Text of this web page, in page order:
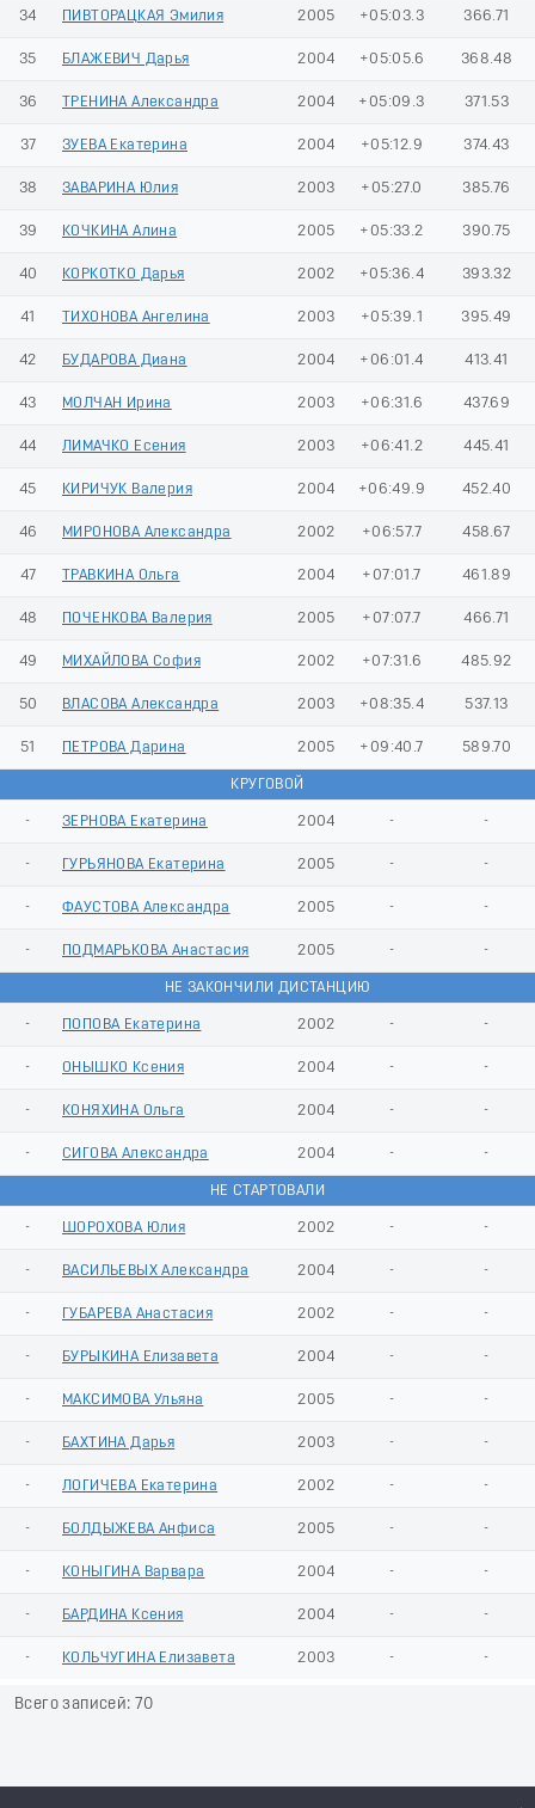
34 ПИВТОРАЦКАЯ Эмилия 2005 +05:03.3 366.71
35 БЛАЖЕВИЧ Дарья 2004 +05:05.6 368.48
36 ТРЕНИНА Александра 2004 +05:09.3 371.53
37 ЗУЕВА Екатерина 2004 +05:12.9 374.43
38 ЗАВАРИНА Юлия 2003 +05:27.0 385.76
39 КОЧКИНА Алина 2005 +05:33.2 390.75
40 КОРКОТКО Дарья 2002 +05:36.4 393.32
41 ТИХОНОВА Ангелина 2003 +05:39.1 395.49
42 БУДАРОВА Диана 2004 +06:01.4 413.41
43 МОЛЧАН Ирина 2003 +06:31.6 437.69
44 ЛИМАЧКО Есения 2003 +06:41.2 445.41
45 КИРИЧУК Валерия 2004 +06:49.9 452.40
46 МИРОНОВА Александра 2002 +06:57.7 458.67
47 ТРАВКИНА Ольга 2004 +07:01.7 461.89
48 ПОЧЕНКОВА Валерия 2005 +07:07.7 466.71
49 МИХАЙЛОВА София 2002 +07:31.6 485.92
50 ВЛАСОВА Александра 2003 +08:35.4 537.13
51 ПЕТРОВА Дарина 2005 +09:40.7 589.70
КРУГОВОЙ
- ЗЕРНОВА Екатерина 2004 - -
- ГУРЬЯНОВА Екатерина 2005 - -
- ФАУСТОВА Александра 2005 - -
- ПОДМАРЬКОВА Анастасия 2005 - -
НЕ ЗАКОНЧИЛИ ДИСТАНЦИЮ
- ПОПОВА Екатерина 2002 - -
- ОНЫШКО Ксения 2004 - -
- КОНЯХИНА Ольга 2004 - -
- СИГОВА Александра 2004 - -
НЕ СТАРТОВАЛИ
- ШОРОХОВА Юлия 2002 - -
- ВАСИЛЬЕВЫХ Александра 2004 - -
- ГУБАРЕВА Анастасия 2002 - -
- БУРЫКИНА Елизавета 2004 - -
- МАКСИМОВА Ульяна 2005 - -
- БАХТИНА Дарья 2003 - -
- ЛОГИЧЕВА Екатерина 2002 - -
- БОЛДЫЖЕВА Анфиса 2005 - -
- КОНЫГИНА Варвара 2004 - -
- БАРДИНА Ксения 2004 - -
- КОЛЬЧУГИНА Елизавета 2003 - -
Всего записей: 70